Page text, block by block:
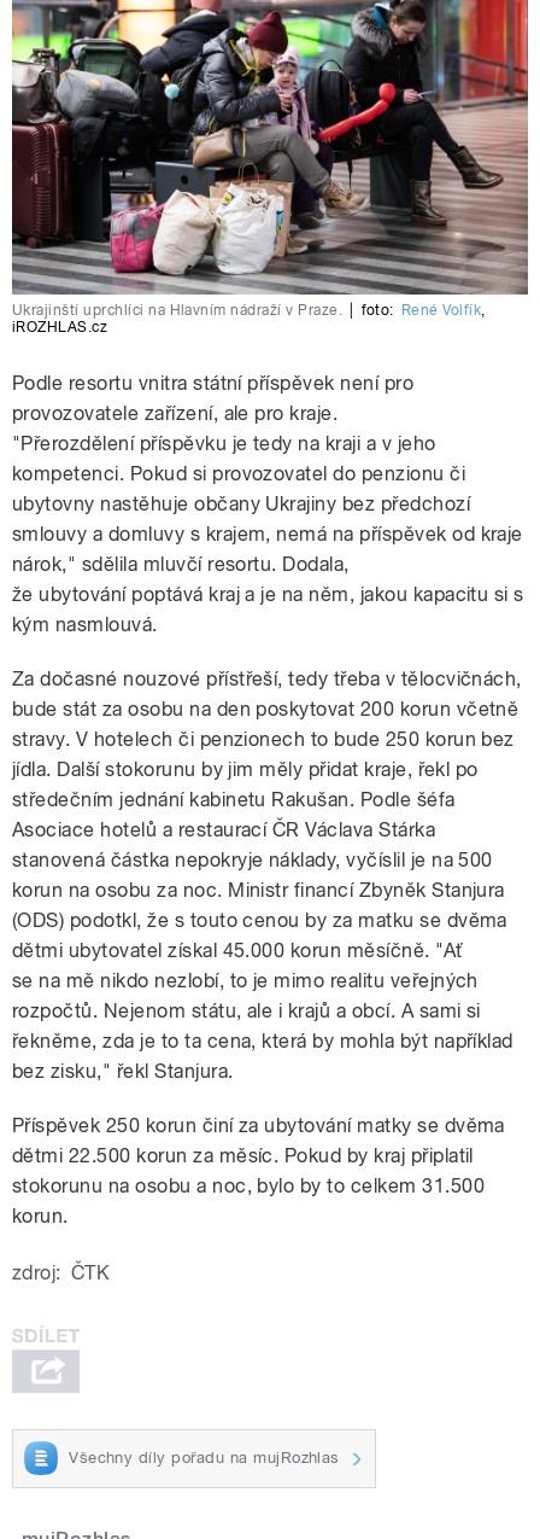
Ukrajinští uprchlíci na Hlavním nádraží v Praze. foto: René Volfík
iROZHLAS.cz
Podle resortu vnitra státní příspěvek není pro
provozovatele zařízení, ale pro kraje.
"Přerozdělení příspěvku je tedy na kraji a v jeho
kompetenci. Pokud si provozovatel do penzionu či
ubytovny nastěhuje občany Ukrajiny bez předchozí
smlouvy a domluvy s krajem, nemá na příspěvek od kraje
nárok," sdělila mluvčí resortu. Dodala,
že ubytování poptává kraj a je na něm, jakou kapacitu si s
kým nasmlouvá.
Za dočasné nouzové přístřeší, tedy třeba v tělocvičnách,
bude stát za osobu na den poskytovat 200 korun včetně
stravy. V hotelech či penzionech to bude 250 korun bez
jídla. Další stokorunu by jim měly přidat kraje, řekl po
středečním jednání kabinetu Rakušan. Podle šéfa
Asociace hotelů a restaurací ČR Václava Stárka
stanovená částka nepokryje náklady, vyčíslil je na 500
korun na osobu za noc. Ministr financí Zbyněk Stanjura
(ODS) podotkl, že s touto cenou by za matku se dvěma
dětmi ubytovatel získal 45.000 korun měsíčně. "Ať
se na mě nikdo nezlobí, to je mimo realitu veřejných
rozpočtů. Nejenom státu, ale i krajů a obcí. A sami si
řekněme, zda je to ta cena, která by mohla být například
bez zisku," řekl Stanjura.
Příspěvek 250 korun činí za ubytování matky se dvěma
dětmi 22.500 korun za měsíc. Pokud by kraj připlatil
stokorunu na osobu a noc, bylo by to celkem 31.500
korun.
zdroj: ČTK
Všechny díly pořadu na mujRozhlas